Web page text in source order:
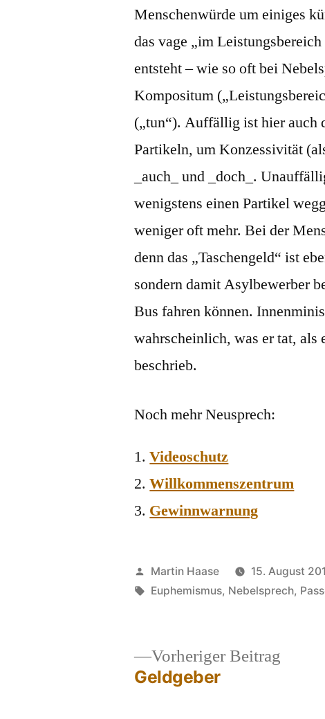
Menschenwürde um einiges
das vage „im
entsteht – wie so oft bei
Kompositum
(„tun“). Auffällig ist hier auch
Partikeln, um Konzessivität
_auch_ und _doch_.
wenigstens einen Partikel
weniger oft mehr. Bei der
denn das „Taschengeld“ ist
sondern damit Asylbewerber
Bus fahren können.
wahrscheinlich, was er tat, als
beschrieb.
Noch mehr Neusprech:
Videoschutz
Willkommenszentrum
Gewinnwarnung
Veröffentlicht
von
Martin Haase 15. August
Schlagwörter:
Euphemismus, Nebelsprech,
Beitragsnavigation
Vorheriger Beitrag
Geldgeber